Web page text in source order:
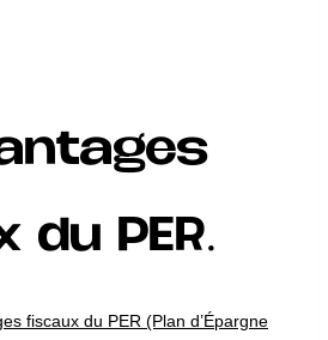
du PER.
fiscaux du PER (Plan d’Épargne